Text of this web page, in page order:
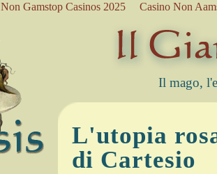
Non Gamstop Casinos 2025 Casino Non
Il mago,
L'utopia
di Cartesio